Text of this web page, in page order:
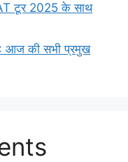
टूर 2025 के साथ
आज की सभी प्रमुख